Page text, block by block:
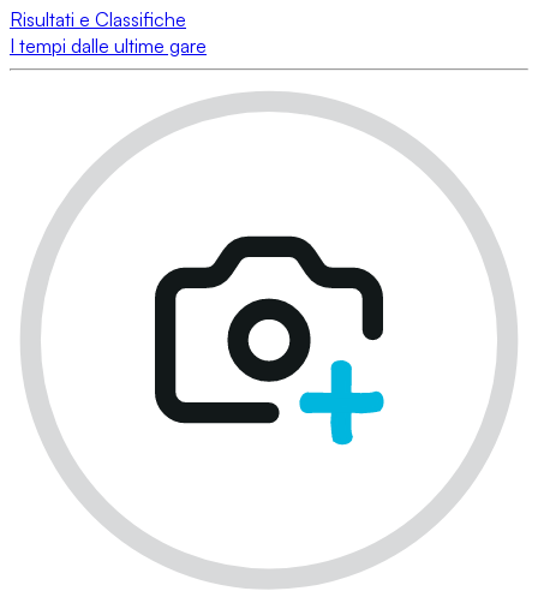
Risultati e Classifiche
I tempi dalle ultime gare